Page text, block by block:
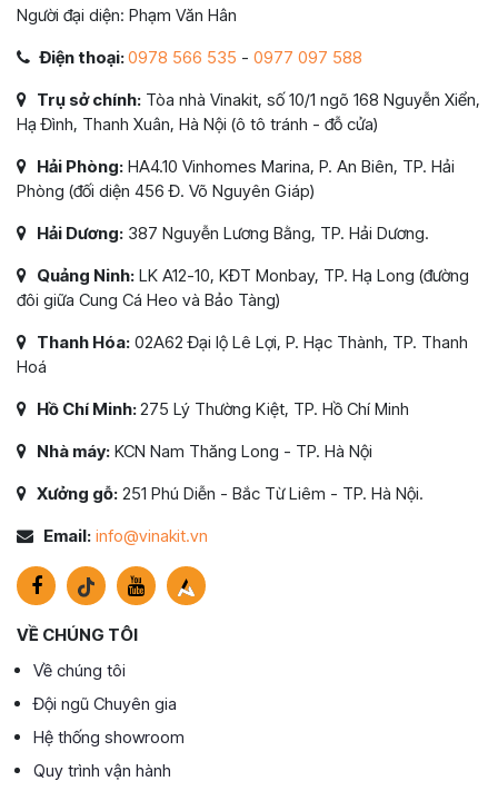
Người đại diện: Phạm Văn Hân
Điện thoại:0978 566 535 - 0977 097 588
Trụ sở chính: Tòa nhà Vinakit, số 10/1 ngõ 168 Nguyễn Xiển,
Hạ Đình, Thanh Xuân, Hà Nội (ô tô tránh - đỗ cửa)
Hải Phòng: HA4.10 Vinhomes Marina, P. An Biên, TP. Hải
Phòng (đối diện 456 Đ. Võ Nguyên Giáp)
Hải Dương: 387 Nguyễn Lương Bằng, TP. Hải Dương.
Quảng Ninh: LK A12-10, KĐT Monbay, TP. Hạ Long (đường
đôi giữa Cung Cá Heo và Bảo Tàng)
Thanh Hóa: 02A62 Đại lộ Lê Lợi, P. Hạc Thành, TP. Thanh
Hoá
Hồ Chí Minh:275 Lý Thường Kiệt, TP. Hồ Chí Minh
Nhà máy: KCN Nam Thăng Long - TP. Hà Nội
Xưởng gỗ: 251 Phú Diễn - Bắc Từ Liêm - TP. Hà Nội.
Email: info@vinakit.vn
VỀ CHÚNG TÔI
Về chúng tôi
Đội ngũ Chuyên gia
Hệ thống showroom
Quy trình vận hành